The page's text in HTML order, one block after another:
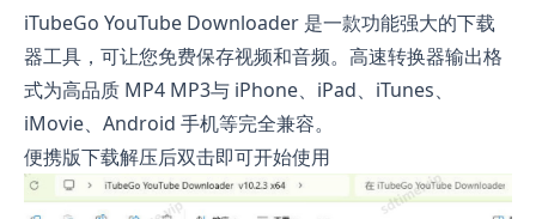
iTubeGo YouTube Downloader 是一款功能强大的下载
器工具，可让您免费保存视频和音频。高速转换器输出格
式为高品质 MP4 MP3与 iPhone、iPad、iTunes、
iMovie、Android 手机等完全兼容。
便携版下载解压后双击即可开始使用